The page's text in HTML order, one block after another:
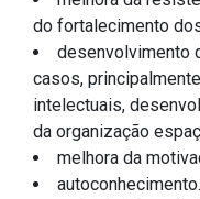
do fortalecimento
desenvolvimento
casos,
intelectuais,
da organização
melhora da
autoconhecimento.